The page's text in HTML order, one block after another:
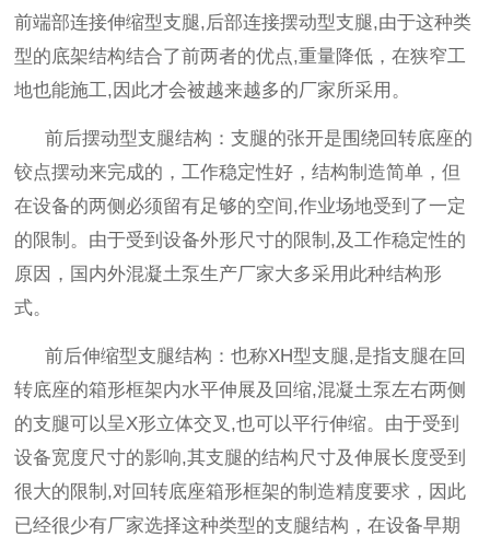
前端部连接伸缩型支腿,后部连接摆动型支腿,由于这种类
型的底架结构结合了前两者的优点,重量降低，在狭窄工
地也能施工,因此才会被越来越多的厂家所采用。
前后摆动型支腿结构：支腿的张开是围绕回转底座的
铰点摆动来完成的，工作稳定性好，结构制造简单，但
在设备的两侧必须留有足够的空间,作业场地受到了一定
的限制。由于受到设备外形尺寸的限制 ,及工作稳定性的
原因，国内外混凝土泵生产厂家大多采用此种结构形
式。
前后伸缩型支腿结构：也称XH型支腿,是指支腿在回
转底座的箱形框架内水平伸展及回缩,混凝土泵左右两侧
的支腿可以呈X形立体交叉,也可以平行伸缩。由于受到
设备宽度尺寸的影响,其支腿的结构尺寸及伸展长度受到
很大的限制,对回转底座箱形框架的制造精度要求，因此
已经很少有厂家选择这种类型的支腿结构，在设备早期